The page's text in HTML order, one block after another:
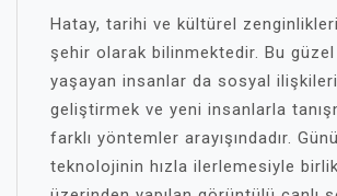
Hatay, tarihi ve kültürel
şehir olarak bilinmektedir. Bu
yaşayan insanlar da sosyal
geliştirmek ve yeni insanlarla
farklı yöntemler arayışındadır.
teknolojinin hızla ilerlemesiyle